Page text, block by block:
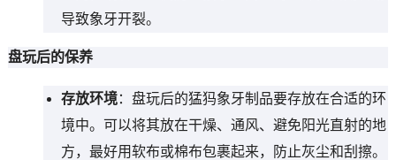
导致象牙开裂。
盘玩后的保养
存放环境：盘玩后的猛犸象牙制品要存放在合适的环
境中。可以将其放在干燥、通风、避免阳光直射的地
方，最好用软布或棉布包裹起来，防止灰尘和刮擦。